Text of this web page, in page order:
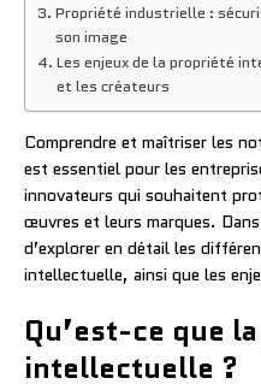
Propriété industrielle :
son image
Les enjeux de la propriété
et les créateurs
Comprendre et maîtriser les
est essentiel pour les
innovateurs qui souhaitent
œuvres et leurs marques.
d’explorer en détail les
intellectuelle, ainsi que les
Qu’est-ce que
intellectuelle ?